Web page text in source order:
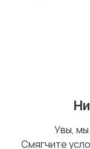
Увы, мы
Смягчите